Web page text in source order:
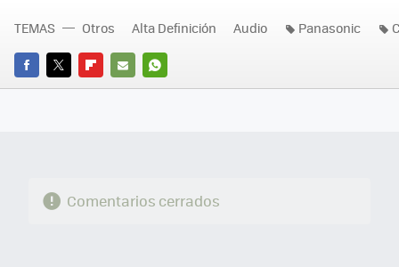
FACEBOOK
TWITTERFLIPBOARD
E-
WHATSAPP
TEMAS Otros Alta Definición Audio Panasonic
Comentarios cerrados